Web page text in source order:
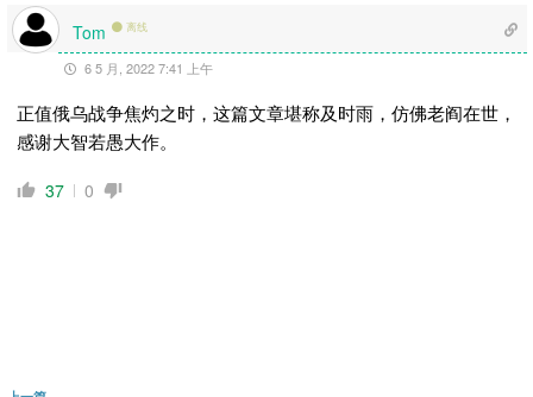
Tom 离线
6 5 月, 2022 7:41 上午
正值俄乌战争焦灼之时，这篇文章堪称及时雨，仿佛老阎在世，
感谢大智若愚大作。
37 0
文